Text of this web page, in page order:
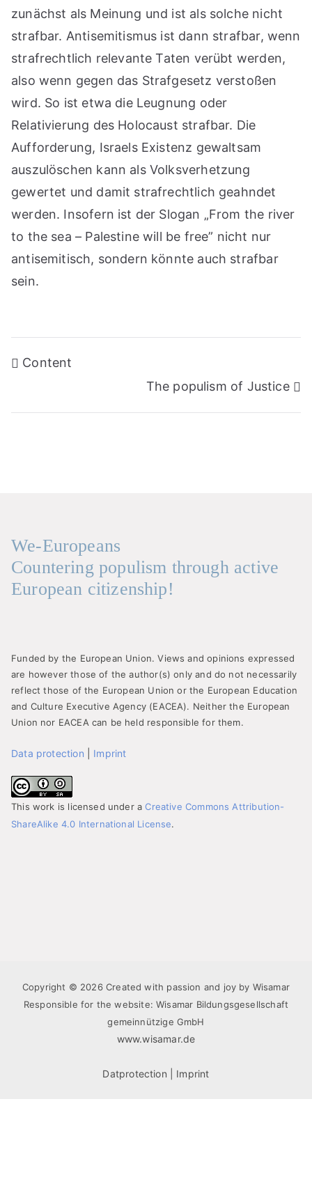
zunächst als Meinung und ist als solche nicht
strafbar. Antisemitismus ist dann strafbar, wenn
strafrechtlich relevante Taten verübt werden,
also wenn gegen das Strafgesetz verstoßen
wird. So ist etwa die Leugnung oder
Relativierung des Holocaust strafbar. Die
Aufforderung, Israels Existenz gewaltsam
auszulöschen kann als Volksverhetzung
gewertet und damit strafrechtlich geahndet
werden. Insofern ist der Slogan „From the river
to the sea – Palestine will be free” nicht nur
antisemitisch, sondern könnte auch strafbar
sein.
Post
Content
The populism of Justice
We-Europeans
Countering populism through active
European citizenship!
Funded by the European Union. Views and opinions expressed
are however those of the author(s) only and do not necessarily
reflect those of the European Union or the European Education
and Culture Executive Agency (EACEA). Neither the European
Union nor EACEA can be held responsible for them.
Data protection Imprint
This work is licensed under aCreative Commons Attribution-
ShareAlike 4.0 International License.
Copyright © 2026 Created with passion and joy by Wisamar
Responsible for the website: Wisamar Bildungsgesellschaft
gemeinnützige GmbH
www.wisamar.de
Datprotection Imprint